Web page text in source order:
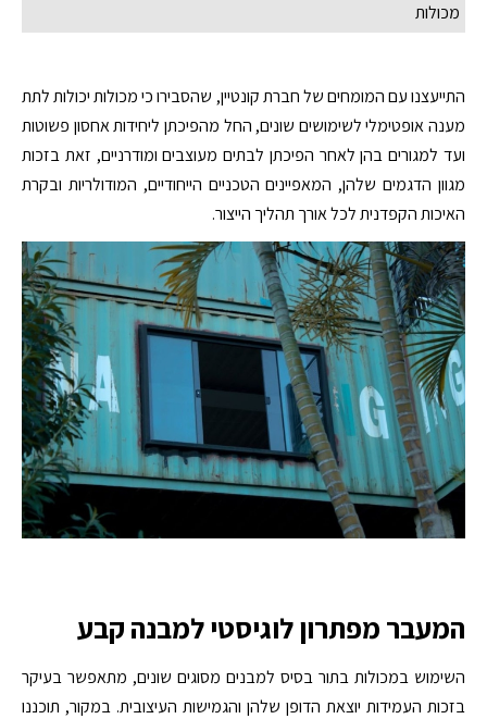
מכולות
התייעצנו עם המומחים של חברת קונטיין, שהסבירו כי מכולות יכולות לתת
מענה אופטימלי לשימושים שונים, החל מהפיכתן ליחידות אחסון פשוטות
ועד למגורים בהן לאחר הפיכתן לבתים מעוצבים ומודרניים, זאת בזכות
מגוון הדגמים שלהן, המאפיינים הטכניים הייחודיים, המודולריות ובקרת
האיכות הקפדנית לכל אורך תהליך הייצור.
המעבר מפתרון לוגיסטי למבנה קבע
השימוש במכולות בתור בסיס למבנים מסוגים שונים, מתאפשר בעיקר
בזכות העמידות יוצאת הדופן שלהן והגמישות העיצובית. במקור, תוכננו